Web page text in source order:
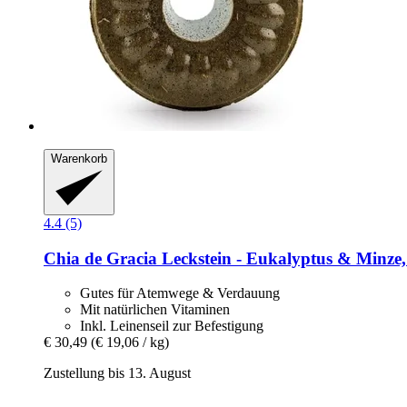
Warenkorb
4.4 (5)
Chia de Gracia Leckstein -​ Eukalyptus &
Gutes für Atemwege & Verdauung
Mit natürlichen Vitaminen
Inkl. Leinenseil zur Befestigung
€ 30,49 (€ 19,06 / kg)
Zustellung bis 13. August